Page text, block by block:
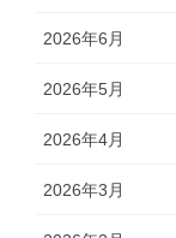
2026年6月
2026年5月
2026年4月
2026年3月